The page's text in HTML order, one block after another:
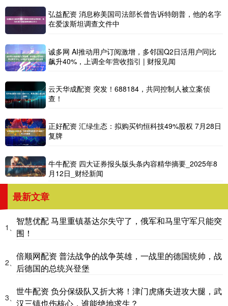
弘益配资 消息称美国司法部长曾告诉特朗普，他的名字
在爱泼斯坦调查文件中
诚多网 AI推动用户订阅激增，多邻国Q2日活用户同比
飙升40%，上调全年营收指引 | 财报见闻
云天华成配资 突发！688184，共同控制人被立案侦
查！
正好配资 汇绿生态：拟购买钧恒科技49%股权 7月28日
复牌
牛牛配资 四大证券报头版头条内容精华摘要_2025年8
月12日_财经新闻
最新文章
1、
智慧优配 马里重镇基达尔失守了，俄军和马里守军只能突
围！
2、
倍顺网配资 普法战争的战争英雄，一战里的德国统帅，战
后德国的总统兴登堡
3、
世牛配资 负分保级队又折大将！津门虎痛失进攻大腿，武
汉三镇也伤核心，谁能绝地求生？